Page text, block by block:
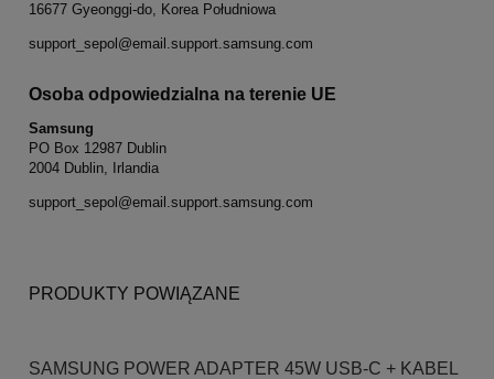
16677 Gyeonggi-do, Korea Południowa
support_sepol@email.support.samsung.com
Osoba odpowiedzialna na terenie UE
Samsung
PO Box 12987 Dublin
2004 Dublin, Irlandia
support_sepol@email.support.samsung.com
PRODUKTY POWIĄZANE
SAMSUNG POWER ADAPTER 45W USB-C + KABEL